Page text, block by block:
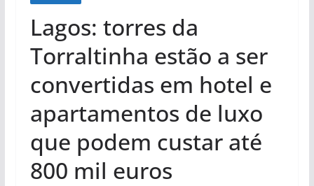
Lagos: torres da
Torraltinha estão a ser
convertidas em hotel e
apartamentos de luxo
que podem custar até
800 mil euros